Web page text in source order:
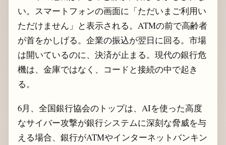
い。スマートフォンの画面に「ただいまご利用い
ただけません」と表示される。ATMの前で高齢者
が首をかしげる。企業の振込が翌日に回る。市場
は開いているのに、決済が止まる。現代の銀行危
機は、金庫ではなく、コードと接続の中で起き
る。
6月、全国銀行協会のトップは、AIを使った高度
なサイバー攻撃が銀行システムに深刻な脅威を与
える場合、銀行がATMやインターネットバンキン